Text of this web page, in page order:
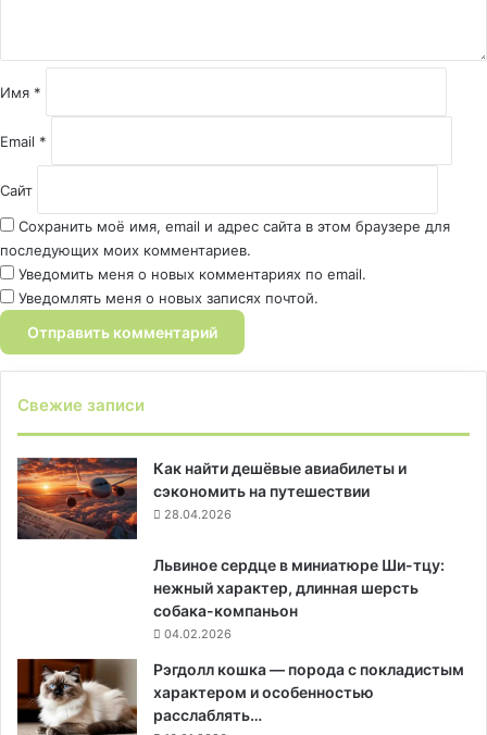
и
й
Имя *
Email *
Сайт
Сохранить моё имя, email и адрес сайта в этом браузере для
последующих моих комментариев.
Уведомить меня о новых комментариях по email.
Уведомлять меня о новых записях почтой.
Свежие записи
Как найти дешёвые авиабилеты и
сэкономить на путешествии
28.04.2026
Львиное сердце в миниатюре Ши-тцу:
нежный характер, длинная шерсть
собака-компаньон
04.02.2026
Рэгдолл кошка — порода с покладистым
характером и особенностью
расслаблять…